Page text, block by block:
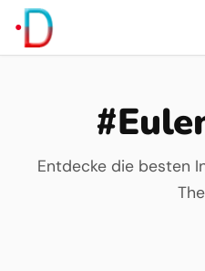
Entdecke die besten